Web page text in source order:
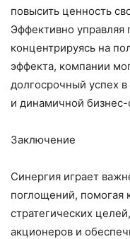
повысить ценность
Эффективно управляя
концентрируясь на
эффекта, компании
долгосрочный успех
и динамичной
Заключение
Синергия играет
поглощений, помогая
стратегических
акционеров и